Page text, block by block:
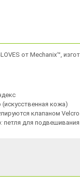
от Mechanix™,
(искусственная кожа)
клапаном Velcro
петля для